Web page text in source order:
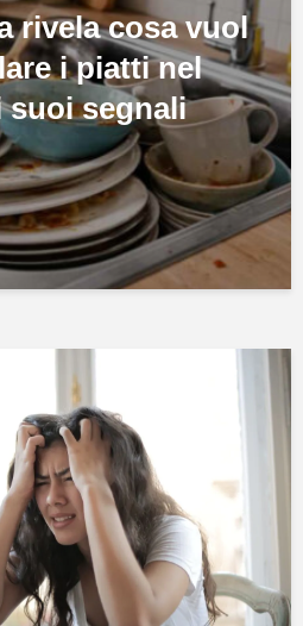
rivela cosa vuol
i piatti nel
suoi segnali